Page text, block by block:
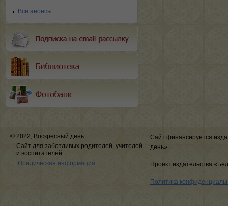
Все анонсы
© 2022, Воскресный день
Сайт для заботливых родителей, учителей
и воспитателей.
Юридическая информация
Сайт финансируется
день»
Проект издательства
Политика